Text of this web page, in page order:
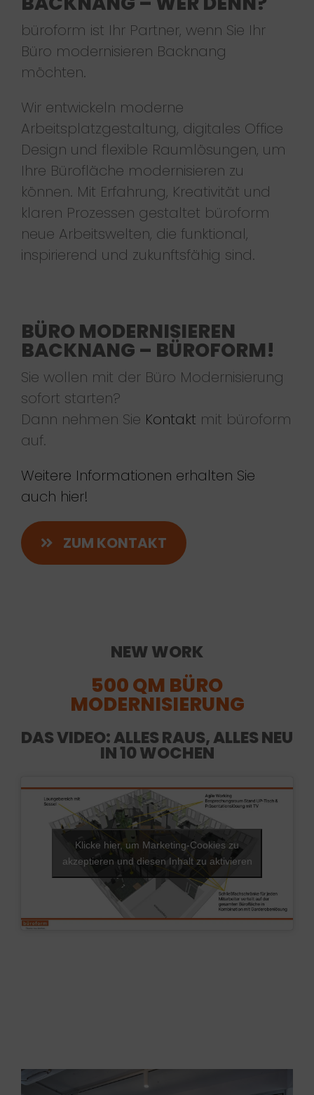
büroform ist Ihr Partner, wenn Sie Ihr
Büro modernisieren Backnang
möchten.
Wir entwickeln moderne
Arbeitsplatzgestaltung, digitales Office
Design und flexible Raumlösungen, um
Ihre Bürofläche modernisieren zu
können. Mit Erfahrung, Kreativität und
klaren Prozessen gestaltet büroform
neue Arbeitswelten, die funktional,
inspirierend und zukunftsfähig sind.
BÜRO MODERNISIEREN
BACKNANG – BÜROFORM!
Sie wollen mit der Büro Modernisierung
sofort starten?
Dann nehmen Sie Kontakt mit büroform
auf.
Weitere Informationen erhalten Sie
auch hier!
ZUM KONTAKT
NEW WORK
500 QM BÜRO
MODERNISIERUNG
DAS VIDEO: ALLES RAUS, ALLES NEU
IN 10 WOCHEN
Klicke hier, um Marketing-Cookies zu
akzeptieren und diesen Inhalt zu aktivieren